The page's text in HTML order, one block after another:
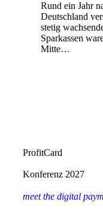
Rund ein Jahr
Deutschland
stetig
Sparkassen
Mitte…
ProfitCard
Konferenz 2027
meet the digital